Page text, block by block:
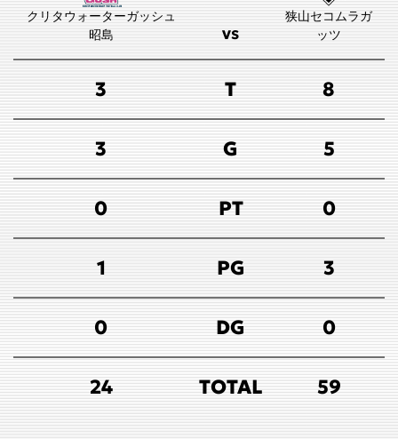
クリタウォーターガッシュ
昭島
VS
狭山セコムラガ
ッツ
3 T 8
3 G 5
0 PT 0
1 PG 3
0 DG 0
24 TOTAL 59